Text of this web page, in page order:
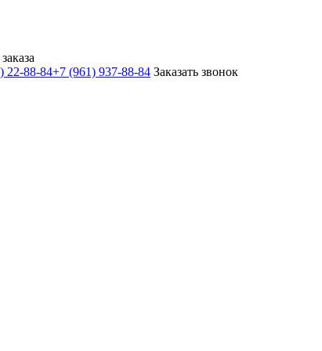
22-88-84+7 (961) 937-88-84 Заказать звонок